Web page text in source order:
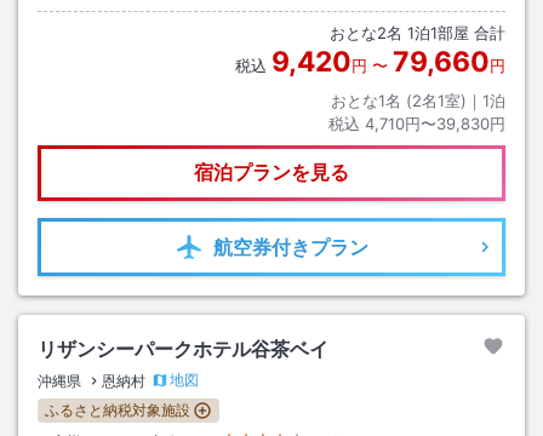
おとな2名 1泊1部屋 合計
税込 9,420円 〜 79,660円
おとな1名 (2名1室)｜ 1泊
税込 4,710円〜39,830円
宿泊プランを見る
航空券付きプラン
リザンシーパークホテル谷茶ベイ
沖縄県 恩納村
地図
ふるさと納税対象施設